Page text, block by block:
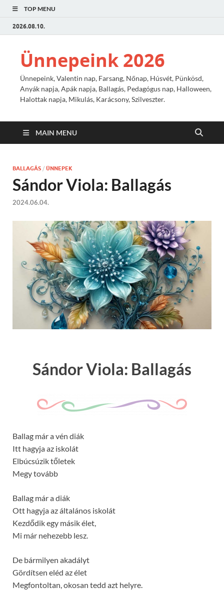
TOP MENU
2026.08.10.
Ünnepeink 2026
Ünnepeink, Valentin nap, Farsang, Nőnap, Húsvét, Pünkösd,
Anyák napja, Apák napja, Ballagás, Pedagógus nap, Halloween,
Halottak napja, Mikulás, Karácsony, Szilveszter.
MAIN MENU
BALLAGÁS / ÜNNEPEK
Sándor Viola: Ballagás
2024.06.04.
Sándor Viola: Ballagás
Ballag már a vén diák
Itt hagyja az iskolát
Elbúcsúzik tőletek
Megy tovább
Ballag már a diák
Ott hagyja az általános iskolát
Kezdődik egy másik élet,
Mi már nehezebb lesz.
De bármilyen akadályt
Gördítsen eléd az élet
Megfontoltan, okosan tedd azt helyre.